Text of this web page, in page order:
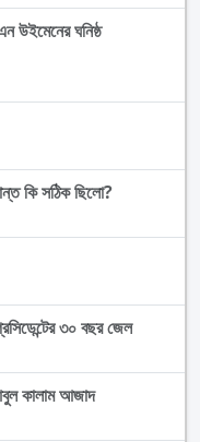
উইমেনের ঘনিষ্ঠ
কি সঠিক ছিলো?
৩০ বছর জেল
কালাম আজাদ